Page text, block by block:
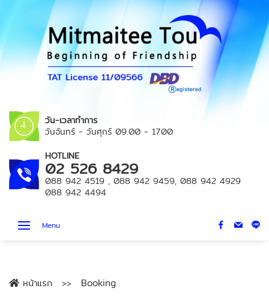
วัน-เวลาทำการ
วันจันทร์ - วันศุกร์ 09.00 - 17.00
HOTLINE
02 526 8429
088 942 4519 , 088 942 9459, 088 942 4929
088 942 4494
Menu
หน้าแรก Booking